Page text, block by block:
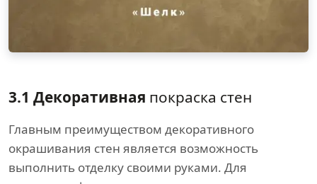
3.1 Декоративная покраска стен
Главным преимуществом декоративного
окрашивания стен является возможность
выполнить отделку своими руками. Для